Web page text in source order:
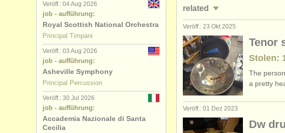
musicalchairs:
über musicalchairs kontakt rss feeds
verlage:
anzeige veröffentlichen find out about ourATS
related
jobs - aufführung: pauke/
jobs - unterrichten: pauke/
kurse/masterclass pauke/
degree courses: pauke/
wettbewerb pauke/
Veröff.: 23 Okt 2025
Tenor
Stolen:
The
a pretty
Veröff.: 01 Dez 2023
Dw
Veröff.: 04 Aug 2026
job - aufführung:
Royal Scottish National Orchestra
Principal Timpani
Veröff.: 03 Aug 2026
job - aufführung:
Asheville Symphony
Principal Percussion
Veröff.: 30 Jul 2026
job - aufführung:
Accademia Nazionale di Santa
Cecilia